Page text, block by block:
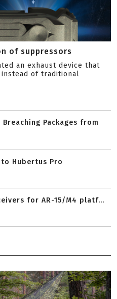
of suppressors
an exhaust device that
of traditional
Packages from
Hubertus Pro
for AR-15/M4 platf...